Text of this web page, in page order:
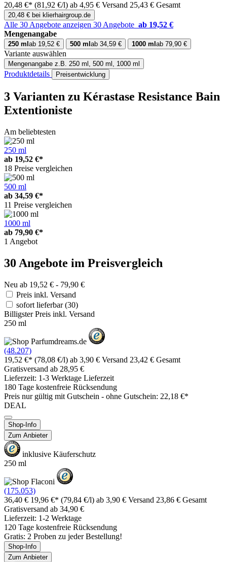
20,48 €* (81,92 €/l) ab 4,95 € Versand 25,43 € Gesamt
20,48 € bei klierhairgroup.de
Alle 30 Angebote anzeigen 30 Angebote ab 19,52 €
Mengenangabe
250 ml ab 19,52 € 500 ml ab 34,59 € 1000 ml ab 79,90 €
Variante auswählen
Mengenangabe z.B. 250 ml, 500 ml, 1000 ml
Produktdetails Preisentwicklung
3 Varianten zu Kérastase Resistance Bain
Extentioniste
Am beliebtesten
250 ml
ab 19,52 €*
18 Preise vergleichen
500 ml
ab 34,59 €*
11 Preise vergleichen
1000 ml
ab 79,90 €*
1 Angebot
30 Angebote im Preisvergleich
Neu ab 19,52 € - 79,90 €
Preis inkl. Versand
sofort lieferbar(30)
Billigster Preis inkl. Versand
250 ml
(48.207)
19,52 €* (78,08 €/l) ab 3,90 € Versand 23,42 € Gesamt
Gratisversand ab 28,95 €
Lieferzeit: 1-3 Werktage Lieferzeit
180 Tage kostenfreie Rücksendung
Preis nur gültig mit Gutschein - ohne Gutschein: 22,18 €*
DEAL
Shop-Info
Zum Anbieter
inklusive Käuferschutz
250 ml
(175.053)
36,40 € 19,96 €* (79,84 €/l) ab 3,90 € Versand 23,86 € Gesamt
Gratisversand ab 34,90 €
Lieferzeit: 1-2 Werktage
120 Tage kostenfreie Rücksendung
Gratis: 2 Proben zu jeder Bestellung!
Shop-Info
Zum Anbieter